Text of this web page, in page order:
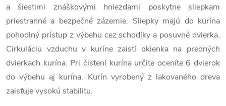
a šiestimi znáškovými hniezdami poskytne sliepkam
priestranné a bezpečné zázemie. Sliepky majú do kurína
pohodlný prístup z výbehu cez schodíky a posuvné dvierka.
Cirkuláciu vzduchu v kuríne zaistí okienka na predných
dvierkach kurína. Pri čistení kurína určite oceníte 6 dvierok
do výbehu aj kurína. Kurín vyrobený z lakovaného dreva
zaisťuje vysokú stabilitu.